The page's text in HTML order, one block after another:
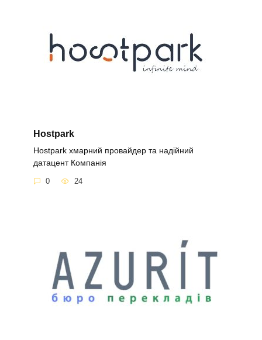
Hostpark
Hostpark хмарний провайдер та надійний
датацент Компанія
0 24